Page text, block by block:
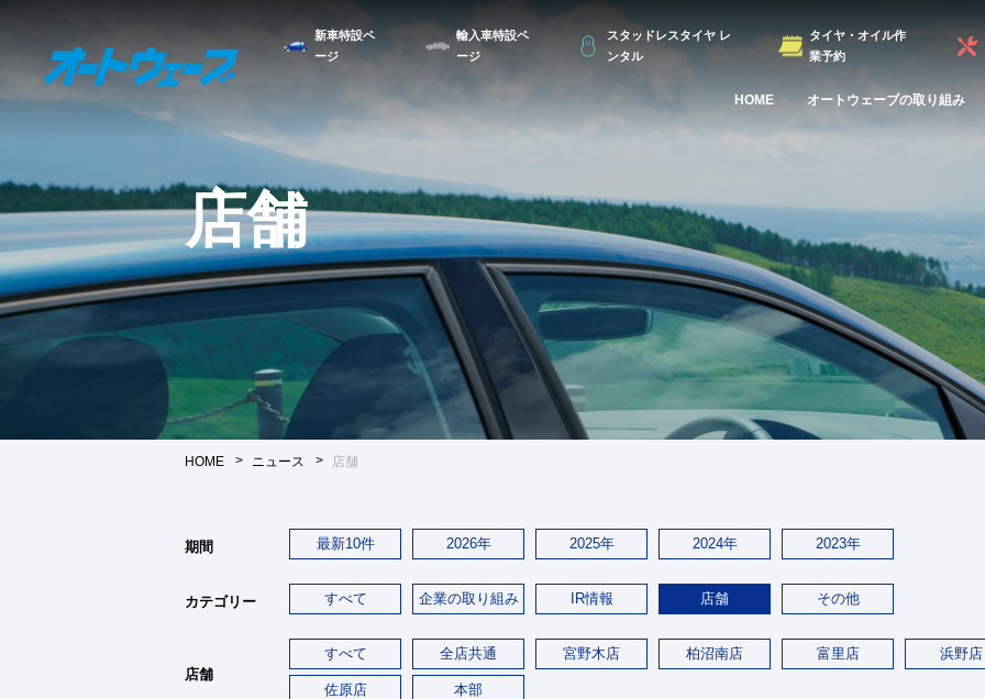
新車特設ペ
ージ
輸入車特設ペ
ージ
スタッドレスタイヤ レ
ンタル
タイヤ・オイル作
業予約
HOME オートウェーブの取り組み
店舗
HOME ニュース 店舗
期間 最新10件 2026年 2025年 2024年 2023年
カテゴリー すべて 企業の取り組み IR情報 店舗 その他
店舗
すべて 全店共通 宮野木店 柏沼南店 富里店 浜野店
佐原店 本部